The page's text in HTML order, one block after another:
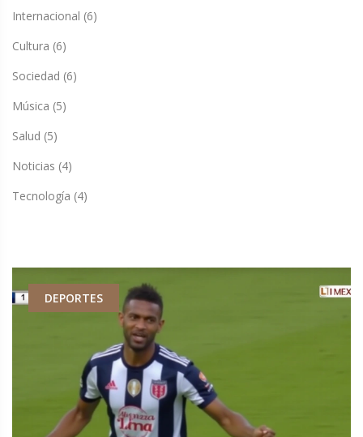
Internacional (6)
Cultura (6)
Sociedad (6)
Música (5)
Salud (5)
Noticias (4)
Tecnología (4)
DEPORTES